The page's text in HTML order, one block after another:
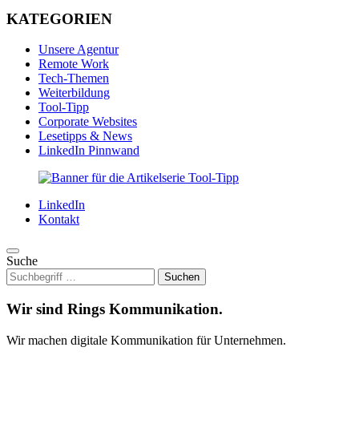
KATEGORIEN
Unsere Agentur
Remote Work
Tech-Themen
Weiterbildung
Tool-Tipp
Corporate Websites
Lesetipps & News
LinkedIn Pinnwand
LinkedIn
Kontakt
Suche
Wir sind Rings Kommunikation.
Wir machen digitale Kommunikation für Unternehmen.